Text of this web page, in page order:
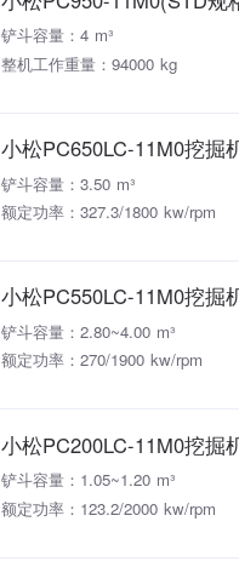
铲斗容量：4 m³
整机工作重量：94000 kg
小松PC650LC-11M0挖掘
铲斗容量：3.50 m³
额定功率：327.3/1800 kw/rpm
小松PC550LC-11M0挖掘
铲斗容量：2.80~4.00 m³
额定功率：270/1900 kw/rpm
小松PC200LC-11M0挖掘
铲斗容量：1.05~1.20 m³
额定功率：123.2/2000 kw/rpm